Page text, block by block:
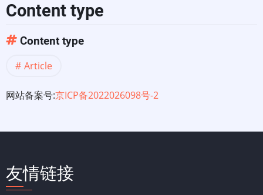
Content type
Content type
Article
网站备案号:京ICP备2022026098号-2
友情链接